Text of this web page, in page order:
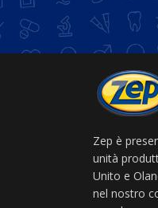
Zep è
unità
Unito e
nel nostro